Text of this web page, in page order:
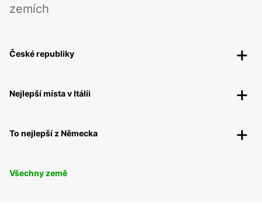
zemích
České republiky
Nejlepší místa v Itálii
To nejlepší z Německa
Všechny země